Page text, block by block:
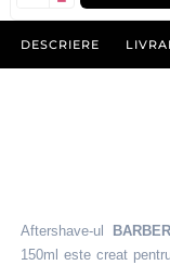
DESCRIERE
Aftershave-ul
150ml este creat